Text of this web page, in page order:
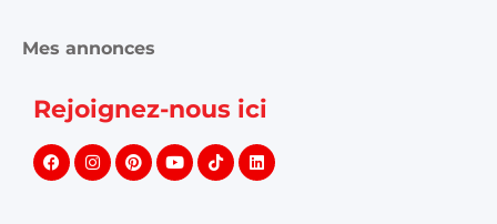
Mes annonces
Rejoignez-nous ici